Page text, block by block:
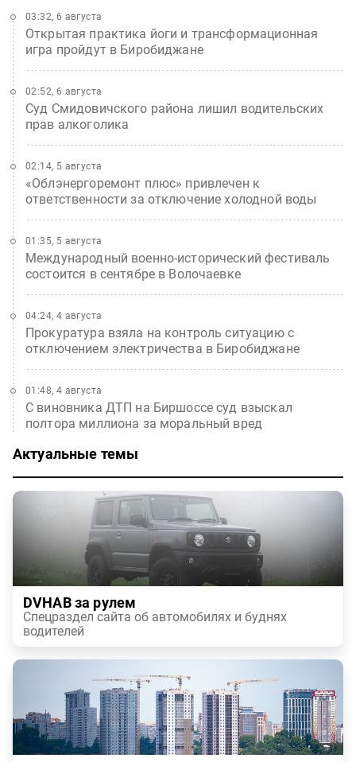
Открытая практика йоги и трансформационная
игра пройдут в Биробиджане
03:32, 6 августа
Суд Смидовичского района лишил водительских
прав алкоголика
02:52, 6 августа
«Облэнергоремонт плюс» привлечен к
ответственности за отключение холодной воды
02:14, 5 августа
Международный военно-исторический фестиваль
состоится в сентябре в Волочаевке
01:35, 5 августа
Прокуратура взяла на контроль ситуацию с
отключением электричества в Биробиджане
04:24, 4 августа
С виновника ДТП на Биршоссе суд взыскал
полтора миллиона за моральный вред
01:48, 4 августа
Актуальные темы
DVHAB за рулем
Спецраздел сайта об автомобилях и буднях
водителей